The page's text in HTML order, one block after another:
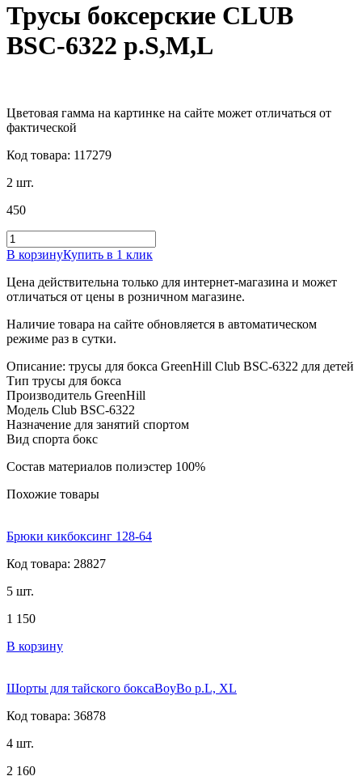
Трусы боксерские CLUB
BSC-6322 р.S,M,L
Цветовая гамма на картинке на сайте может отличаться от
фактической
Код товара: 117279
2 шт.
450
В корзинуКупить в 1 клик
Цена действительна только для интернет-магазина и может
отличаться от цены в розничном магазине.
Наличие товара на сайте обновляется в автоматическом
режиме раз в сутки.
Описание: трусы для бокса GreenHill Club BSC-6322 для детей
Тип трусы для бокса
Производитель GreenHill
Модель Club BSC-6322
Назначение для занятий спортом
Вид спорта бокс
Состав материалов полиэстер 100%
Похожие товары
Брюки кикбоксинг 128-64
Код товара: 28827
5 шт.
1 150
В корзину
Шорты для тайского боксаBoyBo р.L, XL
Код товара: 36878
4 шт.
2 160